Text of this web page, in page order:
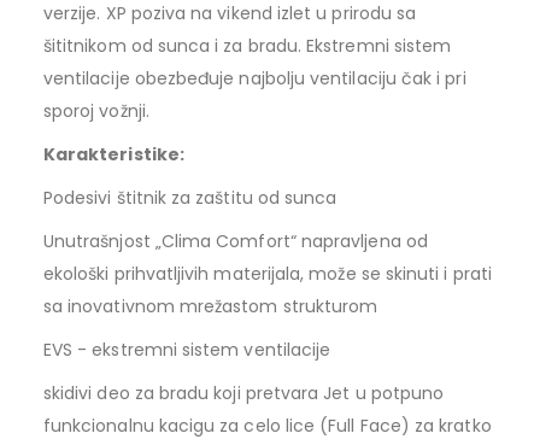
verzije. XP poziva na vikend izlet u prirodu sa
šititnikom od sunca i za bradu. Ekstremni sistem
ventilacije obezbeđuje najbolju ventilaciju čak i pri
sporoj vožnji.
Karakteristike:
Podesivi štitnik za zaštitu od sunca
Unutrašnjost „Clima Comfort“ napravljena od
ekološki prihvatljivih materijala, može se skinuti i prati
sa inovativnom mrežastom strukturom
EVS - ekstremni sistem ventilacije
skidivi deo za bradu koji pretvara Jet u potpuno
funkcionalnu kacigu za celo lice (Full Face) za kratko